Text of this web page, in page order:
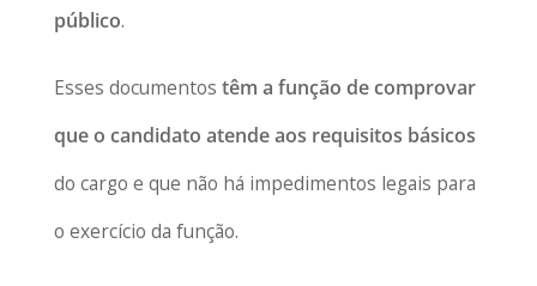
público.
Esses documentos têm a função de comprovar
que o candidato atende aos requisitos básicos
do cargo e que não há impedimentos legais para
o exercício da função.